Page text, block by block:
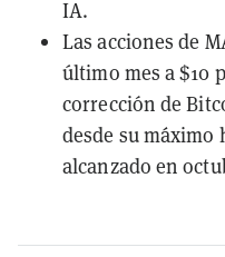
IA.
Las acciones de
último mes a $10
corrección de
desde su máximo
alcanzado en